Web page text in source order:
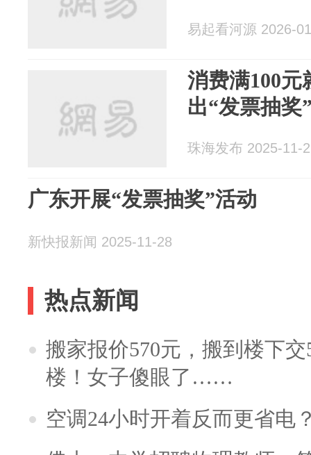
易起看河源 2026-
消费满100元
出“发票抽奖
珠海发布 2025-11-
广东开展“发票抽奖”活动
新快报新闻 2025-11-28
热点新闻
搬家报价570元，搬到楼下
楼！女子傻眼了……
空调24小时开着反而更省电